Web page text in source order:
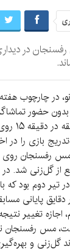
در
حضور
بازی را در
رفسنجان روی
از گل‌زنی شد.
تیر دوم بود
پایانی
اجازه تغییر
مس رفسنجان
گل‌زنی و